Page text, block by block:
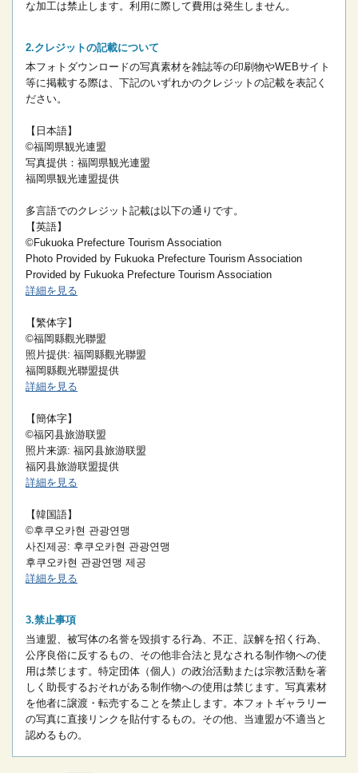
な加工は禁止します。 利用に際して費用は発生しません。
クレジットの記載について
本フォトダウンロードの写真素材を雑誌等の印刷物やWEBサイト
等に掲載する際は、下記のいずれかのクレジットの記載を表記く
ださい。
【日本語】
©福岡県観光連盟
写真提供：福岡県観光連盟
福岡県観光連盟提供
多言語でのクレジット記載は以下の通りです。
【英語】
©Fukuoka Prefecture Tourism Association
Photo Provided by Fukuoka Prefecture Tourism Association
Provided by Fukuoka Prefecture Tourism Association
詳細を見る
【繁体字】
©福岡縣觀光聯盟
照片提供: 福岡縣觀光聯盟
福岡縣觀光聯盟提供
詳細を見る
【簡体字】
©福冈县旅游联盟
照片来源: 福冈县旅游联盟
福冈县旅游联盟提供
詳細を見る
【韓国語】
©후쿠오카현 관광연맹
사진제공: 후쿠오카현 관광연맹
후쿠오카현 관광연맹 제공
詳細を見る
禁止事項
当連盟、被写体の名誉を毀損する行為、不正、誤解を招く行為、
公序良俗に反するもの、その他非合法と見なされる制作物への使
用は禁じます。 特定団体（個人）の政治活動または宗教活動を著
しく助長するおそれがある制作物への使用は禁じます。 写真素材
を他者に譲渡・転売することを禁止します。 本フォトギャラリー
の写真に直接リンクを貼付するもの。 その他、当連盟が不適当と
認めるもの。